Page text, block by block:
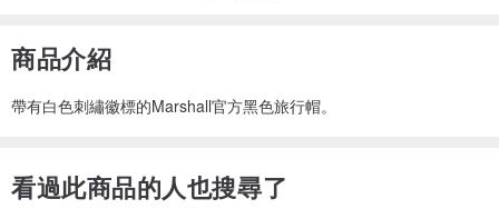
商品介紹
帶有白色刺繡徽標的Marshall官方黑色旅行帽。
看過此商品的人也搜尋了